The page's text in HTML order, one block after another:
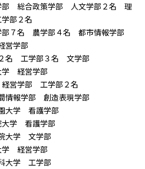
総合政策学部 人文学部２名 理
部２名
７名 農学部４名 都市情報学部
営学部
名 工学部３名 文学部
学 経営学部
営学部 工学部２名
情報学部 創造表現学部
大学 看護学部
大学 看護学部
大学 文学部
学 経営学部
大学 工学部